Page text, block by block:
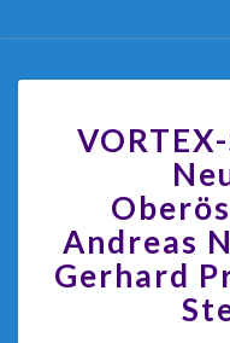
Andreas
Gerhard